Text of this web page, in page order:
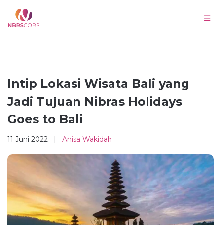
Intip Lokasi Wisata Bali yang
Jadi Tujuan Nibras Holidays
Goes to Bali
11 Juni 2022 | Anisa Wakidah